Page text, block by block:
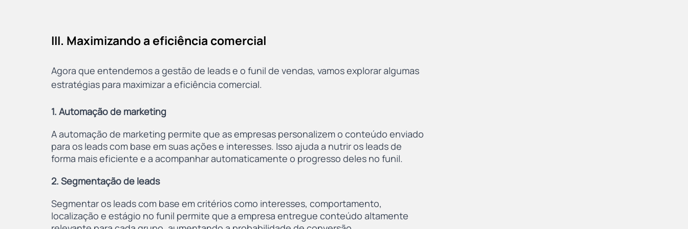
III. Maximizando a eficiência comercial
Agora que entendemos a gestão de leads e o funil de vendas, vamos explorar algumas
estratégias para maximizar a eficiência comercial.
1. Automação de marketing
A automação de marketing permite que as empresas personalizem o conteúdo enviado
para os leads com base em suas ações e interesses. Isso ajuda a nutrir os leads de
forma mais eficiente e a acompanhar automaticamente o progresso deles no funil.
2. Segmentação de leads
Segmentar os leads com base em critérios como interesses, comportamento,
localização e estágio no funil permite que a empresa entregue conteúdo altamente